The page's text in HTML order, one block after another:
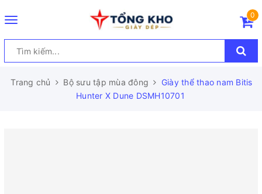
Toggle
0
Trang chủ Bộ sưu tập mùa đông
Giày thể thao nam Bitis
Hunter X Dune DSMH10701